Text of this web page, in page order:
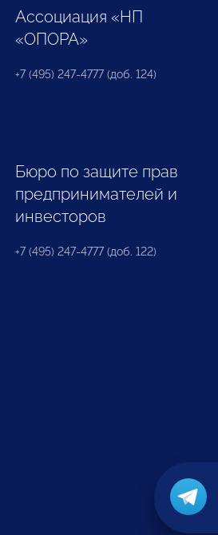
Ассоциация «НП
«ОПОРА»
+7 (495) 247-4777 (доб. 124)
Бюро по защите прав
предпринимателей и
инвесторов
+7 (495) 247-4777 (доб. 122)